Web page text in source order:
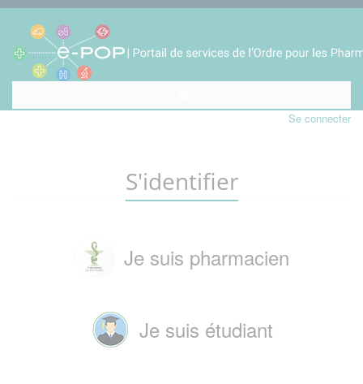
Se connecter
S'identifier
Je suis pharmacien
Je suis étudiant